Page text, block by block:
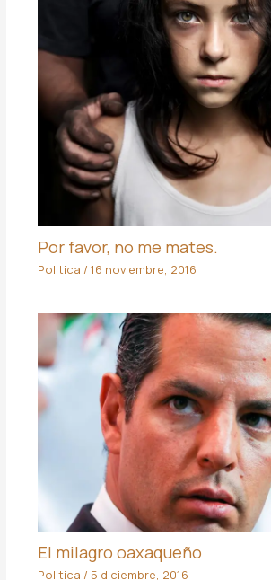
Por favor, no me mates.
Politica / 16 noviembre, 2016
El milagro oaxaqueño
Politica / 5 diciembre, 2016